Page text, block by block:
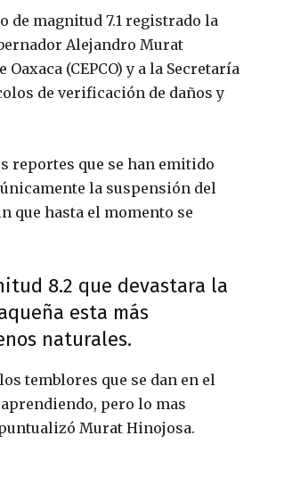
de magnitud 7.1 registrado la
Alejandro Murat
(CEPCO) y a la Secretaría
de verificación de daños y
reportes que se han emitido
la suspensión del
que hasta el momento se
8.2 que devastara la
esta más
naturales.
temblores que se dan en el
pero lo mas
Murat Hinojosa.